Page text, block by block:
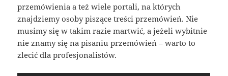
przemówienia a też wiele portali, na których
znajdziemy osoby piszące treści przemówień. Nie
musimy się w takim razie martwić, a jeżeli wybitnie
nie znamy się na pisaniu przemówień – warto to
zlecić dla profesjonalistów.